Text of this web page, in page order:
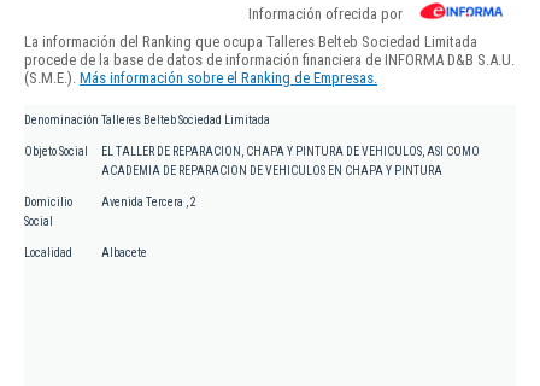
Información ofrecida por
La información del Ranking que ocupa Talleres Belteb Sociedad Limitada
procede de la base de datos de información financiera de INFORMA D&B S.A.U.
(S.M.E.). Más información sobre el Ranking de Empresas.
Denominación Talleres Belteb Sociedad Limitada
Objeto Social
EL TALLER DE REPARACION, CHAPA Y PINTURA DE VEHICULOS, ASI COMO
ACADEMIA DE REPARACION DE VEHICULOS EN CHAPA Y PINTURA
Domicilio
Social
Avenida Tercera , 2
Localidad Albacete